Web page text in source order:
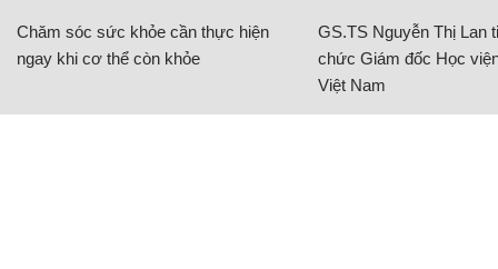
Chăm sóc sức khỏe cần thực hiện
ngay khi cơ thể còn khỏe
GS.TS Nguyễn Thị Lan
chức Giám đốc Học
Việt Nam